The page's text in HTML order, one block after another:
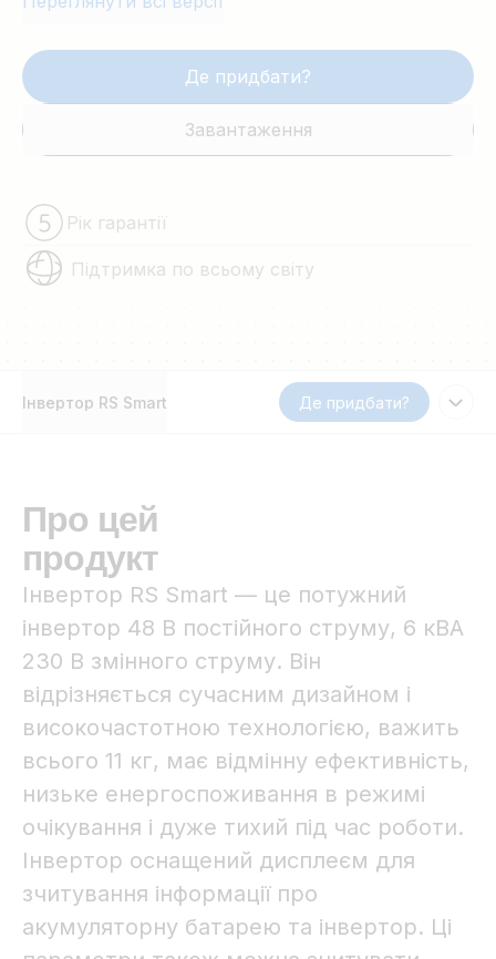
Де придбати?
Завантаження
Рік гарантії
Підтримка по всьому світу
Інвертор RS Smart Де придбати?
Про цей
продукт
Інвертор RS Smart — це потужний
інвертор 48 В постійного струму, 6 кВА
230 В змінного струму. Він
відрізняється сучасним дизайном і
високочастотною технологією, важить
всього 11 кг, має відмінну ефективність,
низьке енергоспоживання в режимі
очікування і дуже тихий під час роботи.
Інвертор оснащений дисплеєм для
зчитування інформації про
акумуляторну батарею та інвертор. Ці